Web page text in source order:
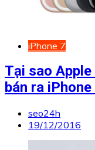
iPhone 7
Tại sao
bán ra
seo24h
19/12/2016